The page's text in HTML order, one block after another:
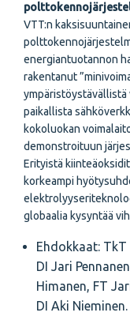
VTT:n
energiantuotannon
rakentanut
ympäristöystävällistä
paikallista
kokoluokan
demonstroituun
Erityistä
korkeampi
globaalia kysyntää
Ehdokkaat:
DI Jari
Himanen, FT
DI Aki Nieminen.